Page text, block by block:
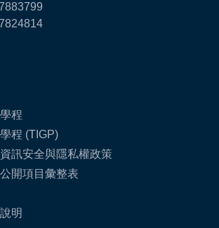
程
程 (TIGP)
訊安全與隱私權政策
開項目彙整表
明